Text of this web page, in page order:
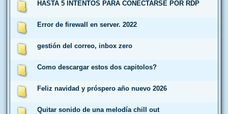
HASTA 5 INTENTOS PARA CONECTARSE POR RDP
Error de firewall en server. 2022
gestión del correo, inbox zero
Como descargar estos dos capitolos?
Feliz navidad y próspero año nuevo 2026
Quitar sonido de una melodía chill out